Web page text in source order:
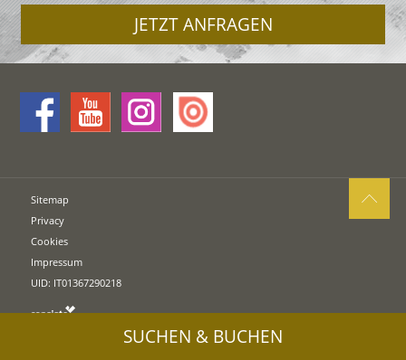
JETZT ANFRAGEN
Sitemap
Privacy
Cookies
Impressum
UID: IT01367290218
SUCHEN & BUCHEN